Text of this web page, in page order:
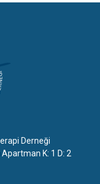
Derneği
K: 1 D: 2